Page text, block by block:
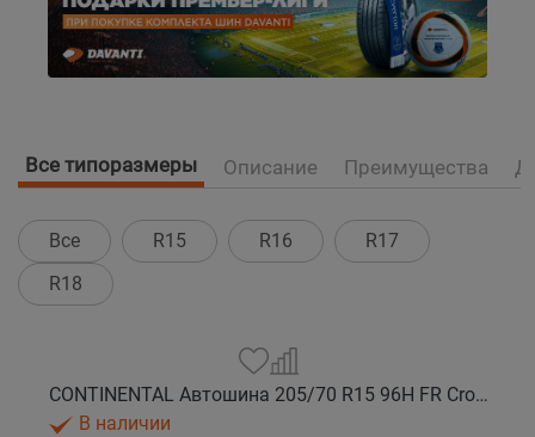
Все типоразмеры Описание Преимущества
Все R15 R16
R17
R18
CONTINENTAL Автошина 205/70 R15 96H FR CrossContact ATR лето
В наличии